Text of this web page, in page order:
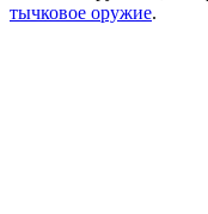
тычковое оружие.